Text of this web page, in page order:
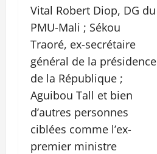
Vital Robert Diop, DG du
PMU-Mali ; Sékou
Traoré, ex-secrétaire
général de la présidence
de la République ;
Aguibou Tall et bien
d’autres personnes
ciblées comme l’ex-
premier ministre